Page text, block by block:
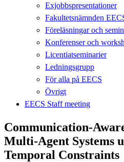
Exjobbspresentationer
Fakultetsnämnden
Föreläsningar och
Konferenser och
Licentiatseminarier
Ledningsgrupp
För alla på EECS
Övrigt
EECS Staff meeting
Communication-
Multi-Agent Systems
Temporal Constraints